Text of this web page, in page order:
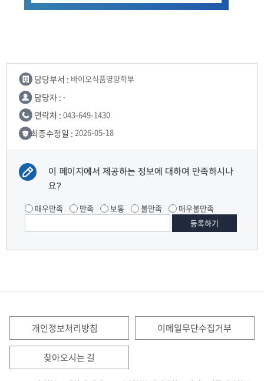
담당부서 : 바이오식품영양학부
담당자 : -
연락처 : 043-649-1430
최종수정일 : 2026-05-18
이 페이지에서 제공하는 정보에 대하여 만족하시나
요?
매우만족 만족 보통 불만족 매우불만족
개인정보처리방침 이메일무단수집거부
찾아오시는 길